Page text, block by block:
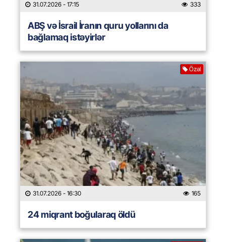
31.07.2026 - 17:15 333
ABŞ və İsrail İranın quru yollarını da
bağlamaq istəyirlər
Özəl
31.07.2026 - 16:30 165
24 miqrant boğularaq öldü